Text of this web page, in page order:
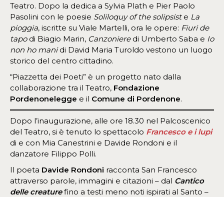
Teatro. Dopo la dedica a Sylvia Plath e Pier Paolo
Pasolini con le poesie Soliloquy of the solipsiste La
pioggia, iscritte su Viale Martelli, ora le opere: Fiuri de
tapodi Biagio Marin, Canzonieredi Umberto Saba e Io
non ho manidi David Maria Turoldo vestono un luogo
storico del centro cittadino.
“Piazzetta dei Poeti” è un progetto nato dalla
collaborazione tra il Teatro, Fondazione
Pordenonelegge e il Comune di Pordenone.
Dopo l’inaugurazione, alle ore 18.30 nel Palcoscenico
del Teatro, si è tenuto lo spettacolo Francesco e i lupi
di e con Mia Canestrini e Davide Rondoni e il
danzatore Filippo Polli.
Il poeta Davide Rondoni racconta San Francesco
attraverso parole, immagini e citazioni – dal Cantico
delle creaturefino a testi meno noti ispirati al Santo –